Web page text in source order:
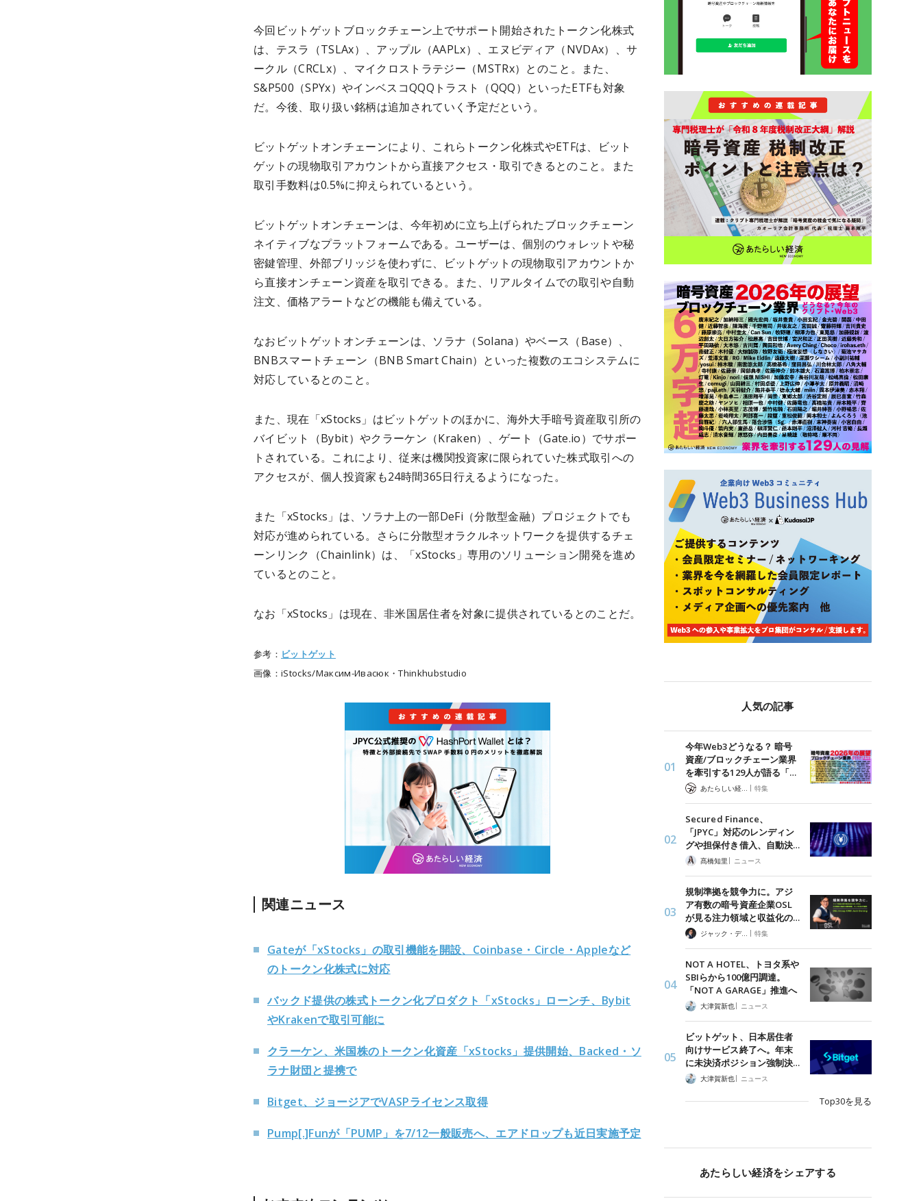
今回ビットゲットブロックチェーン上でサポート開始されたトークン化株式
は、テスラ（TSLAx）、アップル（AAPLx）、エヌビディア（NVDAx）、サ
ークル（CRCLx）、マイクロストラテジー（MSTRx）とのこと。また、
S&P500（SPYx）やインベスコQQQトラスト（QQQ）といったETFも対象
だ。今後、取り扱い銘柄は追加されていく予定だという。
ビットゲットオンチェーンにより、これらトークン化株式やETFは、ビット
ゲットの現物取引アカウントから直接アクセス・取引できるとのこと。また
取引手数料は0.5%に抑えられているという。
ビットゲットオンチェーンは、今年初めに立ち上げられたブロックチェーン
ネイティブなプラットフォームである。ユーザーは、個別のウォレットや秘
密鍵管理、外部ブリッジを使わずに、ビットゲットの現物取引アカウントか
ら直接オンチェーン資産を取引できる。また、リアルタイムでの取引や自動
注文、価格アラートなどの機能も備えている。
なおビットゲットオンチェーンは、ソラナ（Solana）やベース（Base）、
BNBスマートチェーン（BNB Smart Chain）といった複数のエコシステムに
対応しているとのこと。
また、現在「xStocks」はビットゲットのほかに、海外大手暗号資産取引所の
バイビット（Bybit）やクラーケン（Kraken）、ゲート（Gate.io）でサポー
トされている。これにより、従来は機関投資家に限られていた株式取引への
アクセスが、個人投資家も24時間365日行えるようになった。
また「xStocks」は、ソラナ上の一部DeFi（分散型金融）プロジェクトでも
対応が進められている。さらに分散型オラクルネットワークを提供するチェ
ーンリンク（Chainlink）は、「xStocks」専用のソリューション開発を進め
ているとのこと。
なお「xStocks」は現在、非米国居住者を対象に提供されているとのことだ。
参考： ビットゲット
画像：iStocks/Максим-Ивасюк・Thinkhubstudio
関連ニュース
Gateが「xStocks」の取引機能を開設、Coinbase・Circle・Appleなど
のトークン化株式に対応
バックド提供の株式トークン化プロダクト「xStocks」ローンチ、Bybit
やKrakenで取引可能に
クラーケン、米国株のトークン化資産「xStocks」提供開始、Backed・ソ
ラナ財団と提携で
Bitget、ジョージアでVASPライセンス取得
Pump[.]Funが「PUMP」を7/12一般販売へ、エアドロップも近日実施予定
人気の記事
今年Web3どうなる？ 暗号
資産/ブロックチェーン業界
を牽引する129人が語る「…
| 特集
Secured Finance、
「JPYC」対応のレンディン
グや担保付き借入、自動決…
髙橋知里 | ニュース
規制準拠を競争力に。アジ
ア有数の暗号資産企業OSL
が見る注力領域と収益化の…
ジャック・デロン（Jack Derong） | 特集
NOT A HOTEL、トヨタ系や
SBIらから100億円調達。
「NOT A GARAGE」推進へ
大津賀新也| ニュース
ビットゲット、日本居住者
向けサービス終了へ。年末
に未決済ポジション強制決…
大津賀新也| ニュース
Top30を見る
あたらしい経済をシェアする